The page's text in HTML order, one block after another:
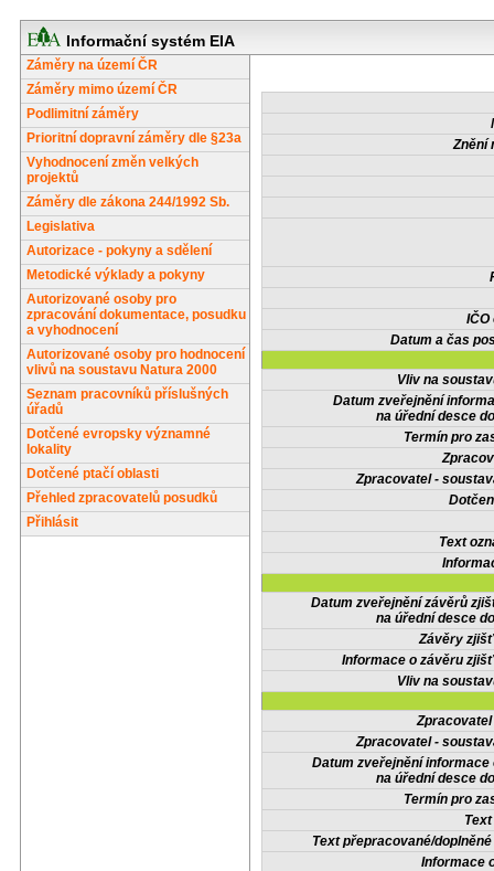
Informační systém EIA
Záměry na území ČR
Záměry mimo území ČR
Podlimitní záměry
Prioritní dopravní záměry dle §23a
Vyhodnocení změn velkých
projektů
Záměry dle zákona 244/1992 Sb.
Legislativa
Autorizace - pokyny a sdělení
Metodické výklady a pokyny
Autorizované osoby pro
zpracování dokumentace, posudku
a vyhodnocení
Autorizované osoby pro hodnocení
vlivů na soustavu Natura 2000
Seznam pracovníků příslušných
úřadů
Dotčené evropsky významné
lokality
Dotčené ptačí oblasti
Přehled zpracovatelů posudků
Přihlásit
Znění
IČO
Datum a čas
Vliv na
Datum zveřejnění
na úřední desce
Termín pro
Zpracovatel -
Text
Datum zveřejnění závěrů
na úřední desce
Závěry
Informace o závěru
Vliv na
Zpracovatel -
Datum zveřejnění informace
na úřední desce
Termín pro
Text přepracované/
Informace